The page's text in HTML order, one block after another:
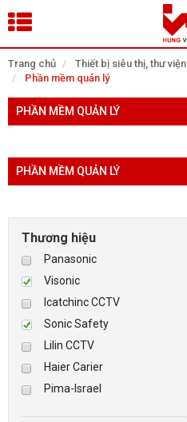
Trang chủ Thiết bị siêu thị, thư viện
Phần mềm quản lý
PHẦN MỀM QUẢN LÝ
PHẦN MỀM QUẢN LÝ
Thương hiệu
Panasonic
Visonic
Icatchinc CCTV
Sonic Safety
Lilin CCTV
Haier Carier
Pima-Israel
Tìm theo danh mục
TRANG CHỦ
THIẾT BỊ SIÊU THỊ, THƯ VIỆN
CAMERA GIÁM SÁT
BÁO ĐỘNG, BÁO CHÁY